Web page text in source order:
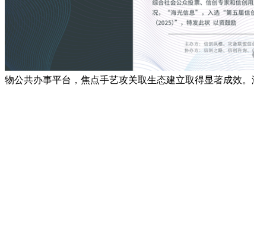
物公共办事平台，焦点手艺攻关取生态建立取得显著成效